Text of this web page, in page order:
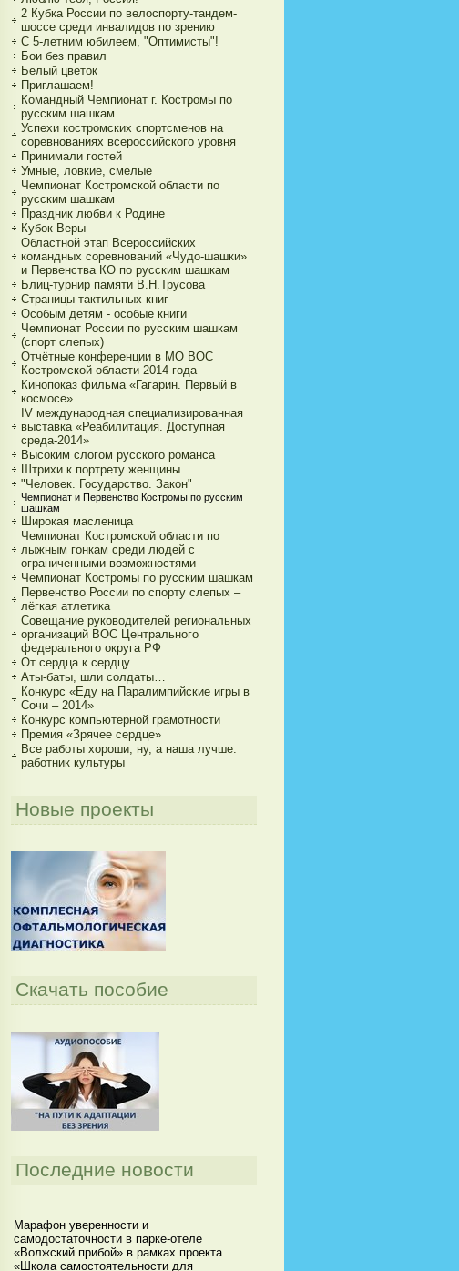
2 Кубка России по велоспорту-тандем-
шоссе среди инвалидов по зрению
С 5-летним юбилеем, "Оптимисты"!
Бои без правил
Белый цветок
Приглашаем!
Командный Чемпионат г. Костромы по
русским шашкам
Успехи костромских спортсменов на
соревнованиях всероссийского уровня
Принимали гостей
Умные, ловкие, смелые
Чемпионат Костромской области по
русским шашкам
Праздник любви к Родине
Кубок Веры
Областной этап Всероссийских
командных соревнований «Чудо-шашки»
и Первенства КО по русским шашкам
Блиц-турнир памяти В.Н.Трусова
Страницы тактильных книг
Особым детям - особые книги
Чемпионат России по русским шашкам
(спорт слепых)
Отчётные конференции в МО ВОС
Костромской области 2014 года
Кинопоказ фильма «Гагарин. Первый в
космосе»
IV международная специализированная
выставка «Реабилитация. Доступная
среда-2014»
Высоким слогом русского романса
Штрихи к портрету женщины
"Человек. Государство. Закон"
Чемпионат и Первенство Костромы по русским
шашкам
Широкая масленица
Чемпионат Костромской области по
лыжным гонкам среди людей с
ограниченными возможностями
Чемпионат Костромы по русским шашкам
Первенство России по спорту слепых –
лёгкая атлетика
Совещание руководителей региональных
организаций ВОС Центрального
федерального округа РФ
От сердца к сердцу
Аты-баты, шли солдаты…
Конкурс «Еду на Паралимпийские игры в
Сочи – 2014»
Конкурс компьютерной грамотности
Премия «Зрячее сердце»
Все работы хороши, ну, а наша лучше:
работник культуры
Новые проекты
Скачать пособие
Последние новости
Марафон уверенности и
самодостаточности в парке-отеле
«Волжский прибой» в рамках проекта
«Школа самостоятельности для